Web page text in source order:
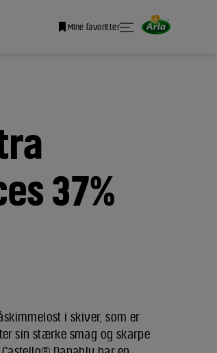
Mine favoritter
37%
i skiver, som er
sin stærke smag og skarpe